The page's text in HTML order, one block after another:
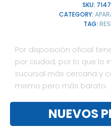
SKU:
CATEGORY:
TAG:
Por disposición oficial
por ciudad, por lo que lo
sucursal más cercana y
mismo pero más barato.
NUEVOS